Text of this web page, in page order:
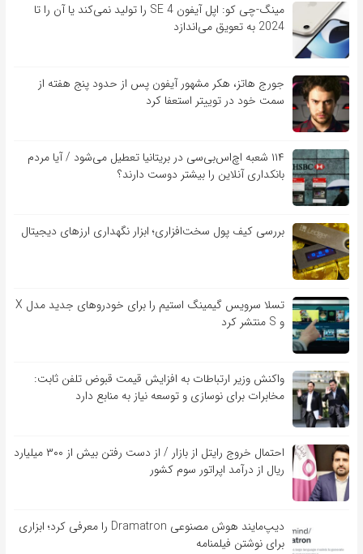
مینگ-چی کو: اپل آیفون SE 4 را تولید نمی‌کند یا آن را تا
2024 به تعویق می‌اندازد
جورج هاتز، هکر مشهور آیفون پس از حدود پنج هفته از
سمت خود در توییتر استعفا کرد
۱۱۴ شعبه اچ‌اس‌بی‌سی در بریتانیا تعطیل می‌شود / آیا مردم
بانکداری آنلاین را بیشتر دوست دارند؟
بررسی کیف‌ پول سخت‌افزاری؛ ابزار نگهداری ارزهای دیجیتال
تسلا سرویس گیمینگ استیم را برای خودروهای جدید مدل X
و S منتشر کرد
واکنش وزیر ارتباطات به افزایش قیمت قبوض تلفن ثابت:
مخابرات برای نوسازی و توسعه نیاز به منابع دارد
احتمال خروج رایتل از بازار / از دست رفتن بیش از ۳۰۰ میلیارد
ریال از درآمد اپراتور سوم کشور
دیپ‌مایند هوش مصنوعی Dramatron را معرفی کرد؛ ابزاری
برای نوشتن فیلمنامه